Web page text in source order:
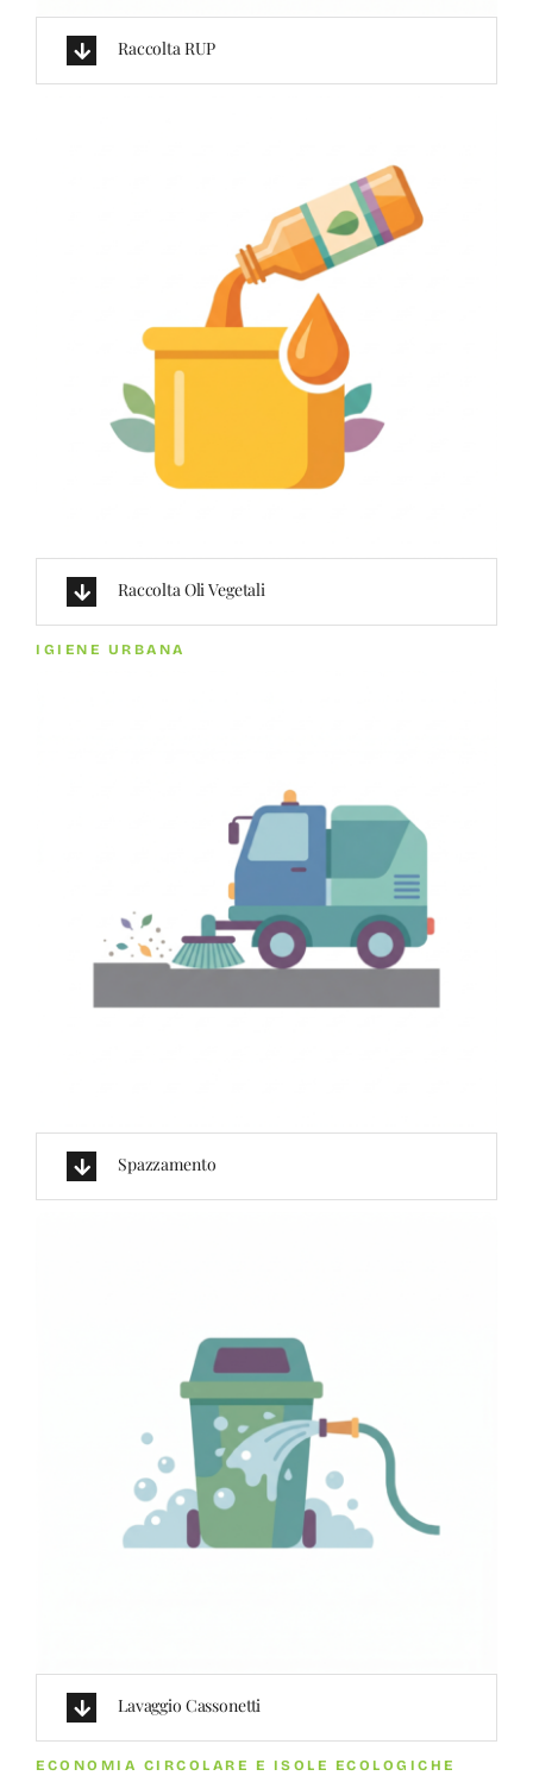
Raccolta RUP
Raccolta Oli Vegetali
IGIENE URBANA
Spazzamento
Lavaggio Cassonetti
ECONOMIA CIRCOLARE E ISOLE ECOLOGICHE